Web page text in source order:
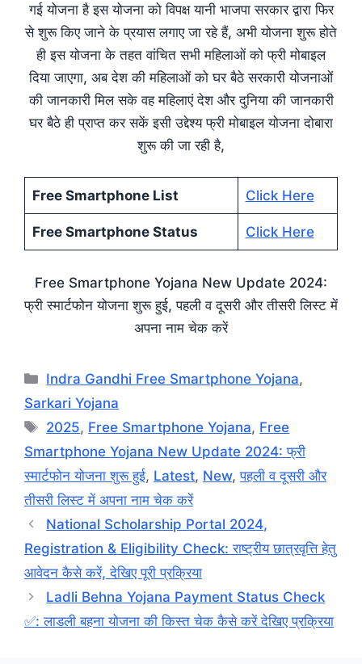
गई योजना है इस योजना को विपक्ष यानी भाजपा सरकार द्वारा फिर
से शुरू किए जाने के प्रयास लगाए जा रहे हैं, अभी योजना शुरू होते
ही इस योजना के तहत वांचित सभी महिलाओं को फ्री मोबाइल
दिया जाएगा, अब देश की महिलाओं को घर बैठे सरकारी योजनाओं
की जानकारी मिल सके वह महिलाएं देश और दुनिया की जानकारी
घर बैठे ही प्राप्त कर सकें इसी उद्देश्य फ्री मोबाइल योजना दोबारा
शुरू की जा रही है,
Free Smartphone List Click Here
Free Smartphone Status Click Here
Free Smartphone Yojana New Update 2024:
फ्री स्मार्टफोन योजना शुरू हुई, पहली व दूसरी और तीसरी लिस्ट में
अपना नाम चेक करें
Categories
Indra Gandhi Free Smartphone Yojana,
Sarkari Yojana
Tags
2025, Free Smartphone Yojana, Free
Smartphone Yojana New Update 2024: फ्री
स्मार्टफोन योजना शुरू हुई, Latest, New,पहली व दूसरी और
तीसरी लिस्ट में अपना नाम चेक करें
National Scholarship Portal 2024,
Registration & Eligibility Check: राष्ट्रीय छात्रवृत्ति हेतु
आवेदन कैसे करें, देखिए पूरी प्रक्रिया
Ladli Behna Yojana Payment Status Check
✅: लाडली बहना योजना की किस्त चेक कैसे करें देखिए प्रक्रिया